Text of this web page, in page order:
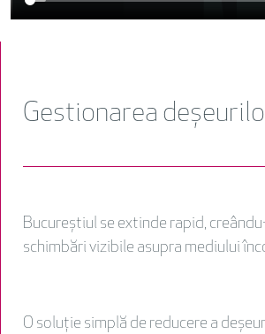
Gestionarea
Bucureștiul se extinde rapid,
schimbări vizibile asupra mediului
O soluție simplă de reducere a